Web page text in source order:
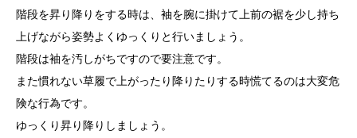
階段を昇り降りをする時は、袖を腕に掛けて上前の裾を少し持ち
上げながら姿勢よくゆっくりと行いましょう。
階段は袖を汚しがちですので要注意です。
また慣れない草履で上がったり降りたりする時慌てるのは大変危
険な行為です。
ゆっくり昇り降りしましょう。